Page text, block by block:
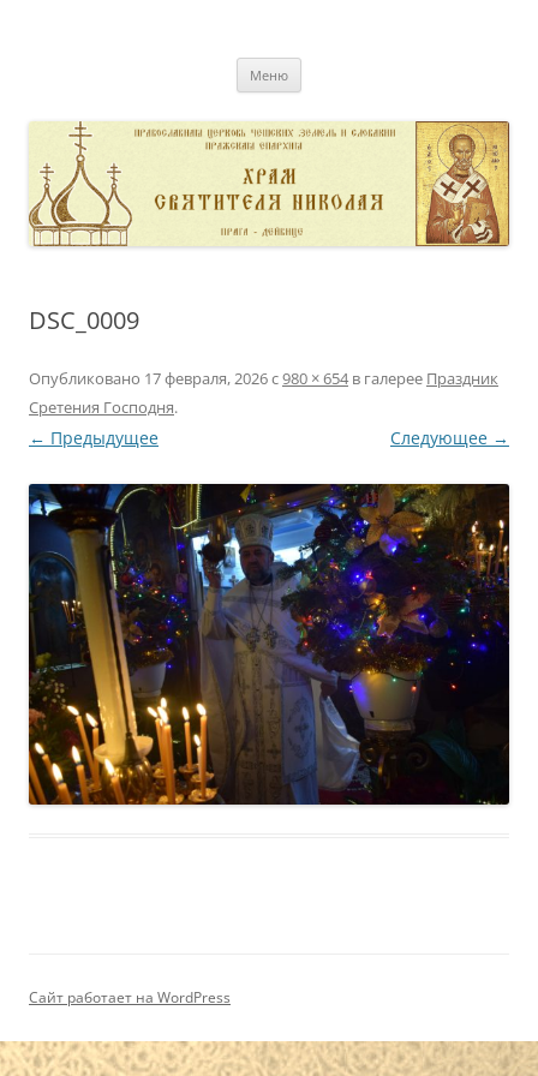
Меню
DSC_0009
Опубликовано 17 февраля, 2026с980 × 654в галерее Праздник
Сретения Господня.
← Предыдущее Следующее →
Сайт работает на WordPress